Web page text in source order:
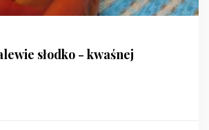
słodko - kwaśnej